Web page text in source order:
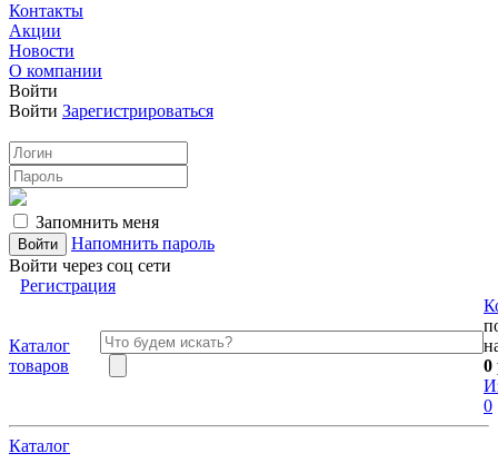
Контакты
Акции
Новости
О компании
Войти
Войти Зарегистрироваться
Запомнить меня
Напомнить пароль
Войти через соц сети
Регистрация
Каталог
товаров
0
0
Каталог